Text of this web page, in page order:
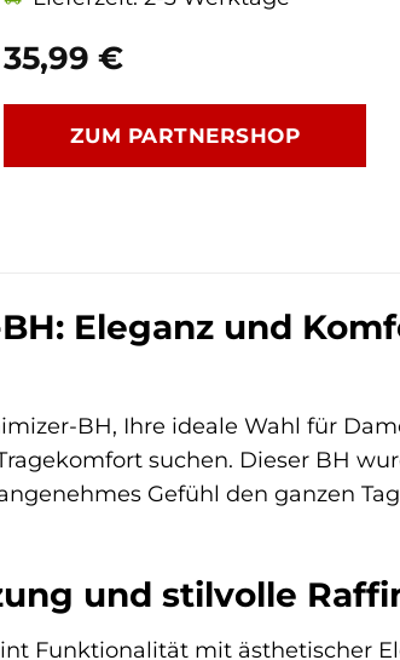
35,99€
ZUM PARTNERSHOP
Eleganz und
BH, Ihre ideale Wahl für
suchen. Dieser BH
Gefühl den ganzen
und stilvolle
Funktionalität mit ästhetischer